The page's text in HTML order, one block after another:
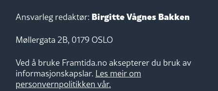
Ansvarleg redaktør: Birgitte Vågnes Bakken
Møllergata 2B, 0179 OSLO
Ved å bruke Framtida.no aksepterer du bruk av
informasjonskapslar. Les meir om
personvernpolitikken vår.